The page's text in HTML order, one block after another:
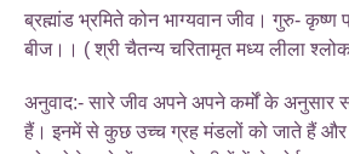
ब्रह्मांड भ्रमिते कोन भाग्यवान जीव। गुरु- कृष्ण
बीज।। ( श्री चैतन्य चरितामृत मध्य लीला
अनुवाद:- सारे जीव अपने अपने कर्मों के अनुसार
हैं। इनमें से कुछ उच्च ग्रह मंडलों को जाते हैं और